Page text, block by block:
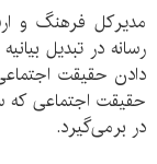
مدیرکل فرهنگ و
رسانه در تبدیل
دادن حقیقت
حقیقت اجتماعی
در برمی‌گیرد.